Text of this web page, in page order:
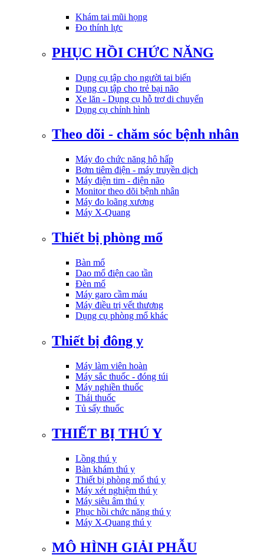
Khám tai mũi họng
Đo thính lực
PHỤC HỒI CHỨC NĂNG
Dụng cụ tập cho người tai biến
Dụng cụ tập cho trẻ bại não
Xe lăn - Dụng cụ hỗ trợ di chuyển
Dụng cụ chỉnh hình
Theo dõi - chăm sóc bệnh nhân
Máy đo chức năng hô hấp
Bơm tiêm điện - máy truyền dịch
Máy điện tim - điện não
Monitor theo dõi bệnh nhân
Máy đo loãng xương
Máy X-Quang
Thiết bị phòng mổ
Bàn mổ
Dao mổ điện cao tần
Đèn mổ
Máy garo cầm máu
Máy điều trị vết thương
Dụng cụ phòng mổ khác
Thiết bị đông y
Máy làm viên hoàn
Máy sắc thuốc - đóng túi
Máy nghiền thuốc
Thái thuốc
Tủ sấy thuốc
THIẾT BỊ THÚ Y
Lồng thú y
Bàn khám thú y
Thiết bị phòng mổ thú y
Máy xét nghiệm thú y
Máy siêu âm thú y
Phục hồi chức năng thú y
Máy X-Quang thú y
MÔ HÌNH GIẢI PHẪU